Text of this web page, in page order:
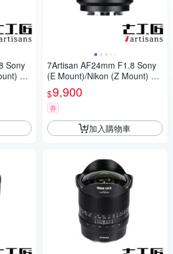
Sony
公
7Artisan AF24mm F1.8 Sony
(E Mount)/Nikon (Z Mount) 公
司貨
$9,900
券
加入購物車